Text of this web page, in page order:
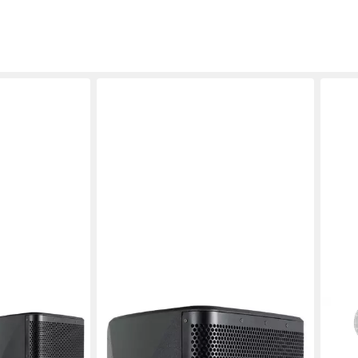
2-Wege Bi-
PRONOMIC
C-215 MA - Aktive 2-Wege Bi-Amp
Box Lautsprecher (Bluetooth, 500 W,